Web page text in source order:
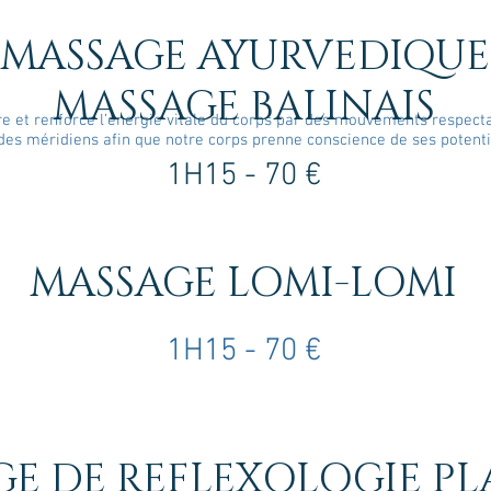
MASSAGE AYURVEDIQUE
et renforce l’énergie vitale du corps par des mouvements
méridiens afin que notre corps prenne conscience de ses
MASSAGE BALINAIS
1H15 - 70 €
MASSAGE LOMI-LOMI
1H15 - 70 €
DE REFLEXOLOGIE